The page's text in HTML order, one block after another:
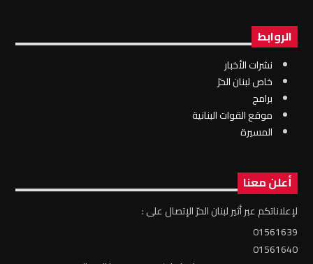
الروابط
نشرات الأخبار
خاص لبنان الحرّ
برامج
موقع القوات البنانية
المسيرة
أعلن معنا
لإعلاناتكم عبر أثير لبنان الحرّ الإتصال على :
01561639
01561640